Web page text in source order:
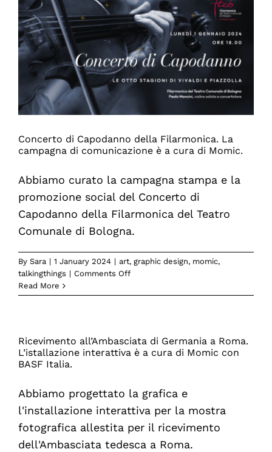
per
il
2024
Concerto di Capodanno della Filarmonica. La
campagna di comunicazione è a cura di Momic.
Abbiamo curato la campagna stampa e la
promozione social del Concerto di
Capodanno della Filarmonica del Teatro
Comunale di Bologna.
By Sara | 1 January 2024 | art, graphic design, momic,
talkingthings | Comments Offon
di
La
campagna
è
a
di
Momic.
Read More
Ricevimento all’Ambasciata di Germania a Roma.
L’istallazione interattiva è a cura di Momic con
BASF Italia.
Abbiamo progettato la grafica e
l'installazione interattiva per la mostra
fotografica allestita per il ricevimento
dell'Ambasciata tedesca a Roma.